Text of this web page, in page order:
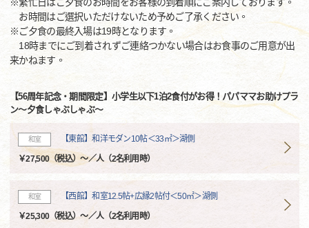
お時間はご選択いただけないため予めご了承ください。
※ご夕食の最終入場は19時となります。
18時までにご到着されずご連絡つかない場合はお食事のご用意が出
来かねます。
【56周年記念・期間限定】小学生以下1泊2食付がお得！パパママお助けプラ
ン～夕食しゃぶしゃぶ～
和室 【東館】和洋モダン10帖＜33㎡＞湖側
￥27,500（税込）～／人（2名利用時）
和室 【西館】和室12.5帖+広縁2帖付＜50㎡＞湖側
￥25,300（税込）～／人（2名利用時）